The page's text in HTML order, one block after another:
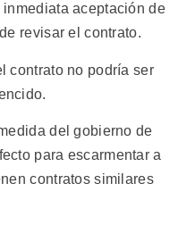
aceptación de
revisar el contrato.
contrato no podría ser
del gobierno de
para escarmentar a
contratos similares